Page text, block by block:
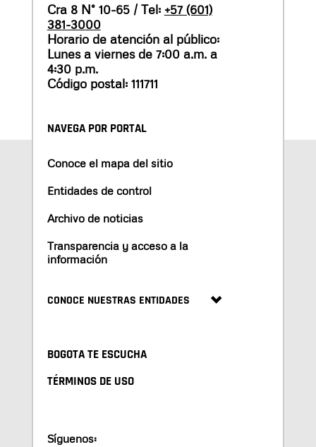
Cra 8 N° 10-65 / Tel: +57 (601)
381-3000
Horario de atención al público:
Lunes a viernes de 7:00 a.m. a
4:30 p.m.
Código postal: 111711
NAVEGA POR PORTAL
Conoce el mapa del sitio
Entidades de control
Archivo de noticias
Transparencia y acceso a la
información
CONOCE NUESTRAS ENTIDADES
BOGOTA TE ESCUCHA
TÉRMINOS DE USO
Síguenos: